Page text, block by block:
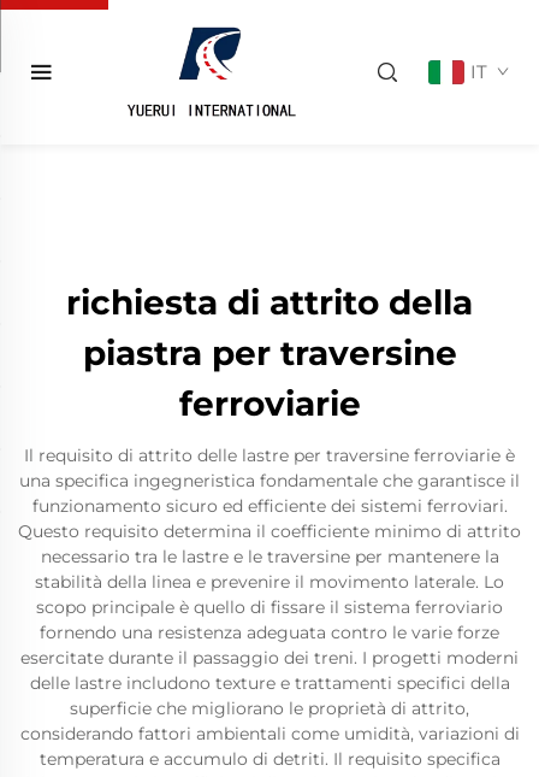
IT
richiesta di attrito della
piastra per traversine
ferroviarie
Il requisito di attrito delle lastre per traversine ferroviarie è
una specifica ingegneristica fondamentale che garantisce il
funzionamento sicuro ed efficiente dei sistemi ferroviari.
Questo requisito determina il coefficiente minimo di attrito
necessario tra le lastre e le traversine per mantenere la
stabilità della linea e prevenire il movimento laterale. Lo
scopo principale è quello di fissare il sistema ferroviario
fornendo una resistenza adeguata contro le varie forze
esercitate durante il passaggio dei treni. I progetti moderni
delle lastre includono texture e trattamenti specifici della
superficie che migliorano le proprietà di attrito,
considerando fattori ambientali come umidità, variazioni di
temperatura e accumulo di detriti. Il requisito specifica